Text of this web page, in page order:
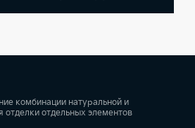
комбинации натуральной и
отделки отдельных элементов